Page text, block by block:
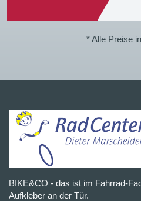
* Alle Preise
BIKE&CO - das ist im Fahrrad-
Aufkleber an der Tür.